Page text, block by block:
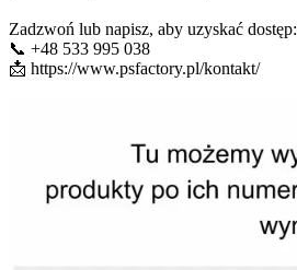
Zadzwoń lub napisz, aby uzyskać dostęp:
📞 +48 533 995 038
📩 https://www.psfactory.pl/kontakt/